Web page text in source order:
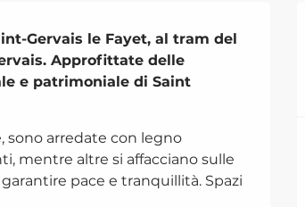
Gervais le Fayet, al tram del
Approfittate delle
e patrimoniale di Saint
sono arredate con legno
mentre altre si affacciano sulle
pace e tranquillità. Spazi